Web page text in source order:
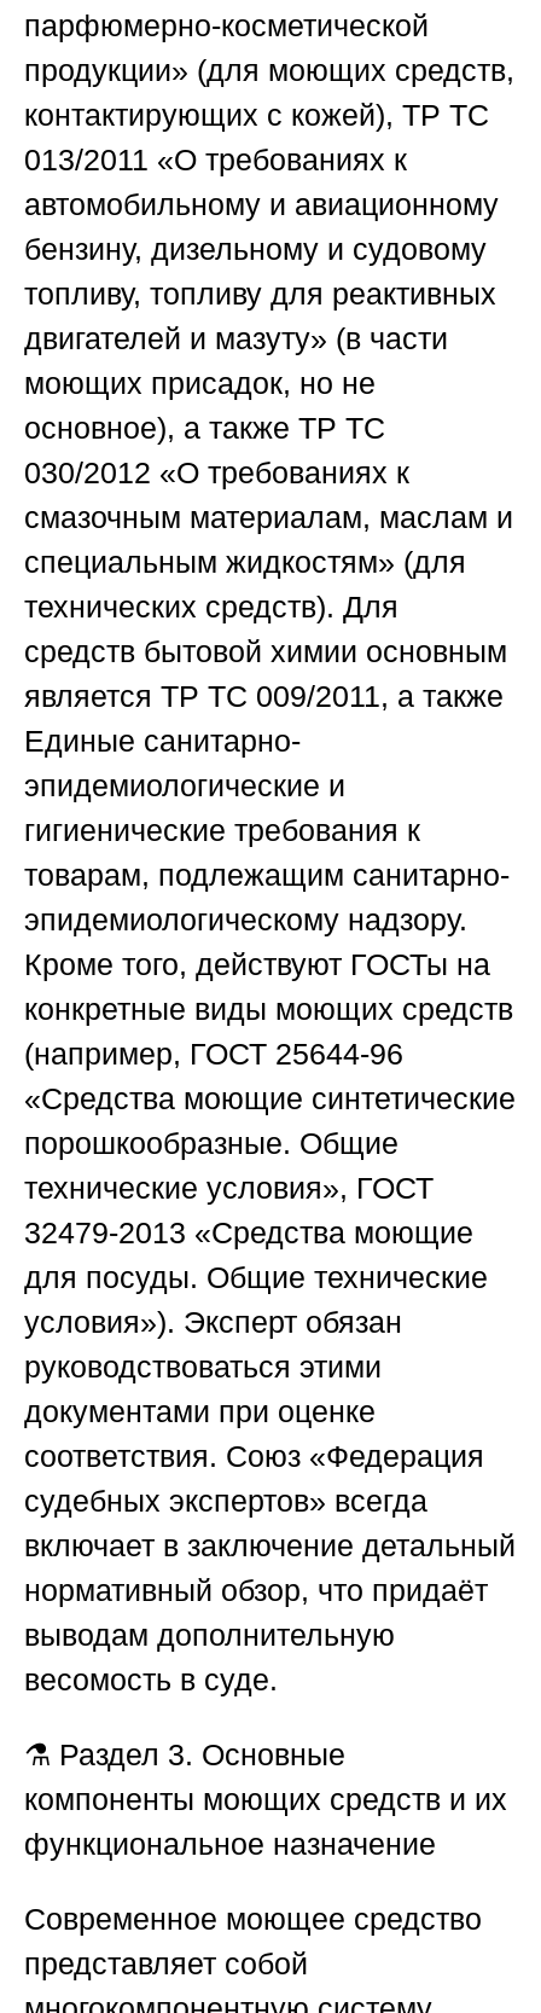
парфюмерно-косметической
продукции» (для моющих средств,
контактирующих с кожей), ТР ТС
013/2011 «О требованиях к
автомобильному и авиационному
бензину, дизельному и судовому
топливу, топливу для реактивных
двигателей и мазуту» (в части
моющих присадок, но не
основное), а также ТР ТС
030/2012 «О требованиях к
смазочным материалам, маслам и
специальным жидкостям» (для
технических средств). Для
средств бытовой химии основным
является ТР ТС 009/2011, а также
Единые санитарно-
эпидемиологические и
гигиенические требования к
товарам, подлежащим санитарно-
эпидемиологическому надзору.
Кроме того, действуют ГОСТы на
конкретные виды моющих средств
(например, ГОСТ 25644-96
«Средства моющие синтетические
порошкообразные. Общие
технические условия», ГОСТ
32479-2013 «Средства моющие
для посуды. Общие технические
условия»). Эксперт обязан
руководствоваться этими
документами при оценке
соответствия. Союз «Федерация
судебных экспертов» всегда
включает в заключение детальный
нормативный обзор, что придаёт
выводам дополнительную
весомость в суде.
⚗️ Раздел 3. Основные
компоненты моющих средств и их
функциональное назначение
Современное моющее средство
представляет собой